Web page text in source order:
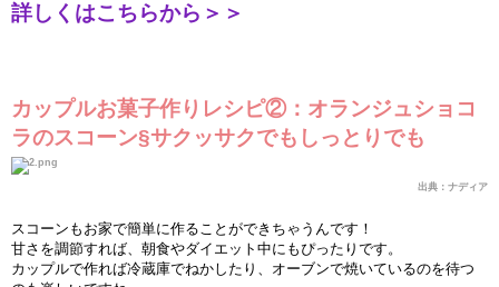
詳しくはこちらから＞＞
カップルお菓子作りレシピ②：オランジュショコ
ラのスコーン§サクッサクでもしっとりでも
出典：ナディア
スコ ーンもお家で簡単に作ることができちゃうんです！
甘さを調節すれば、朝食やダイエット中にもぴったりです。
カップルで作れば冷蔵庫でねかしたり、オーブンで焼いているのを待つ